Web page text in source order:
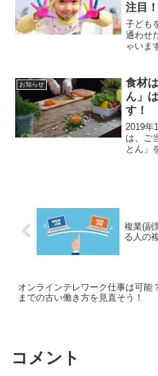
注目！
子ども
通わせ
ゃいま
ショナ
ンター
ません
ョナル
お知らせ
食材
ん」
す！
2019年
は、ご
とん」
複業(副
る人の
オンラインテレワーク仕事は可能
までの古い働き方を見直そう！
コメント